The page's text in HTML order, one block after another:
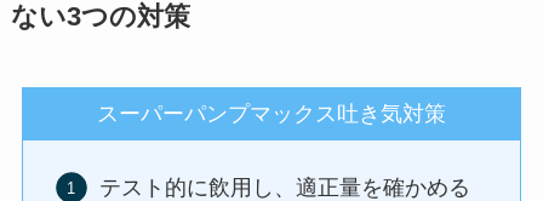
ない3つの対策
スーパーパンプマックス吐き気対策
テスト的に飲用し、適正量を確かめる